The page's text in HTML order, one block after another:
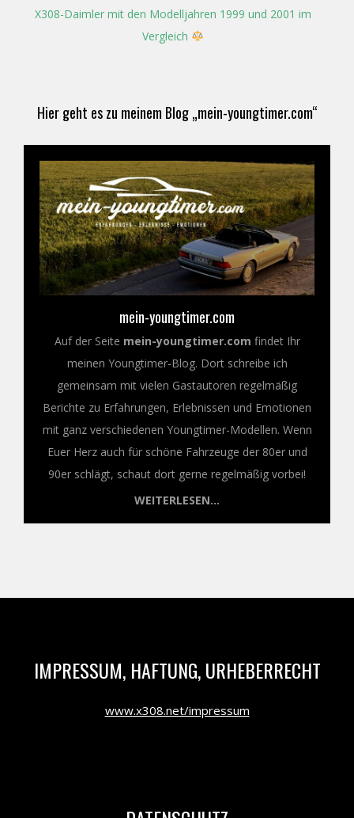
X308-Daimler mit den Modelljahren 1999 und 2001 im
Vergleich
Hier geht es zu meinem Blog „mein-youngtimer.com“
mein-youngtimer.com
Auf der Seite mein-youngtimer.com findet Ihr
meinen Youngtimer-Blog. Dort schreibe ich
gemeinsam mit vielen Gastautoren regelmäßig
Berichte zu Erfahrungen, Erlebnissen und Emotionen
mit ganz verschiedenen Youngtimer-Modellen. Wenn
Euer Herz auch für schöne Fahrzeuge der 80er und
90er schlägt, schaut dort gerne regelmäßig vorbei!
WEITERLESEN...
IMPRESSUM, HAFTUNG, URHEBERRECHT
www.x308.net/impressum